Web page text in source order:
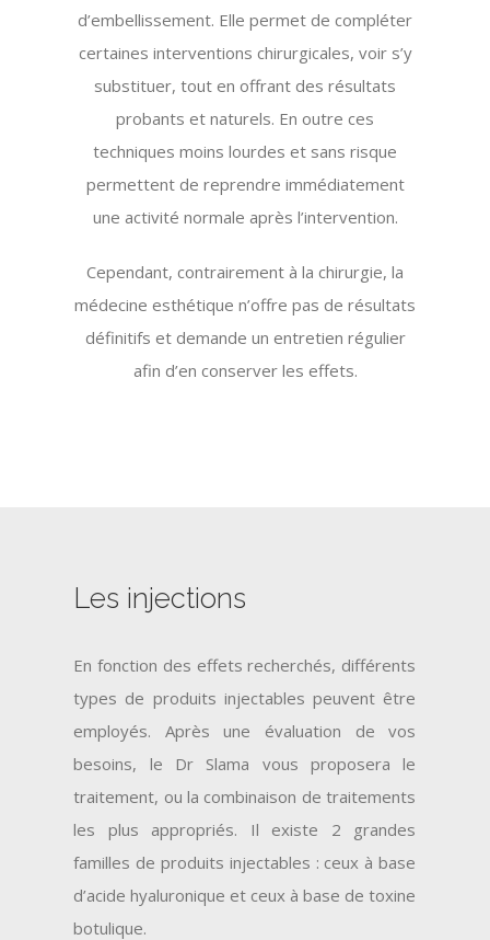
d’embellissement. Elle permet de compléter
certaines interventions chirurgicales, voir s’y
substituer, tout en offrant des résultats
probants et naturels. En outre ces
techniques moins lourdes et sans risque
permettent de reprendre immédiatement
une activité normale après l’intervention.
Cependant, contrairement à la chirurgie, la
médecine esthétique n’offre pas de résultats
définitifs et demande un entretien régulier
afin d’en conserver les effets.
Les injections
En fonction des effets recherchés, différents
types de produits injectables peuvent être
employés. Après une évaluation de vos
besoins, le Dr Slama vous proposera le
traitement, ou la combinaison de traitements
les plus appropriés. Il existe 2 grandes
familles de produits injectables : ceux à base
d’acide hyaluronique et ceux à base de toxine
botulique.